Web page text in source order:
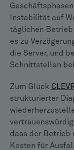
Instabilität auf
täglichen Betrieb
es zu
die Server, und
Schnittstellen
Zum Glück
strukturierter
dass der Betrieb
Kosten für